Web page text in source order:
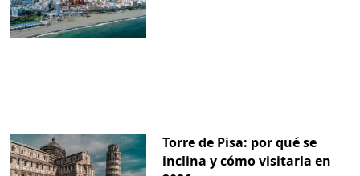
Torre de Pisa: por qué se
inclina y cómo visitarla en